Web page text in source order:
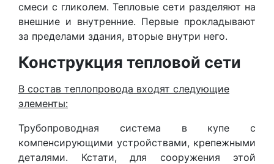
смеси с гликолем. Тепловые сети разделяют на
внешние и внутренние. Первые прокладывают
за пределами здания, вторые внутри него.
Конструкция тепловой сети
В состав теплопровода входят следующие
элементы:
Трубопроводная система в купе с
компенсирующими устройствами, крепежными
деталями. Кстати, для сооружения этой